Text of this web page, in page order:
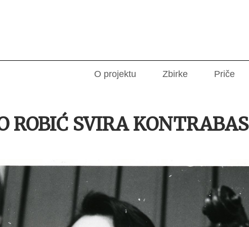
O projektu Zbirke Priče
ROBIĆ SVIRA KONTRABAS